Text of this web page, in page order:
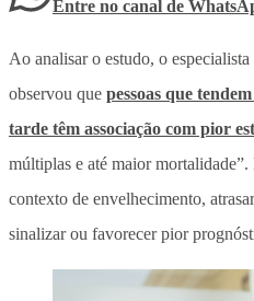
Entre no canal de
Ao analisar o estudo, o
observou que pessoas que
tarde têm associação com pior
múltiplas e até maior
contexto de envelhecimento,
sinalizar ou favorecer pior